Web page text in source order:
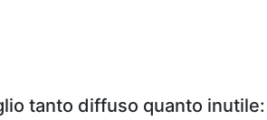
tanto diffuso quanto inutile: